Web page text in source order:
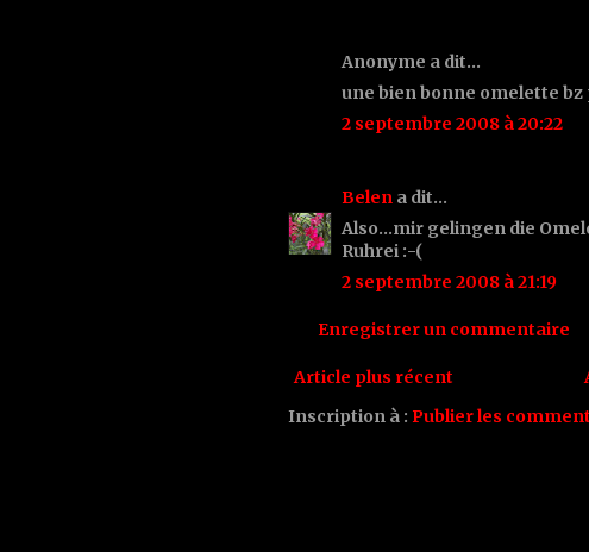
Anonyme a dit…
une bien bonne omelette
2 septembre 2008 à 20:22
Belen a dit…
Also...mir gelingen die
Ruhrei :-(
2 septembre 2008 à 21:19
Enregistrer un commentaire
Article plus récent
Inscription à : Publier les